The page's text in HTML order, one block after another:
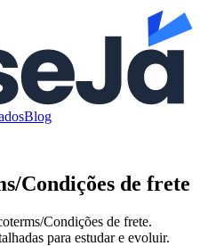
Blog
Condições de frete
Condições de frete.
para estudar e evoluir.